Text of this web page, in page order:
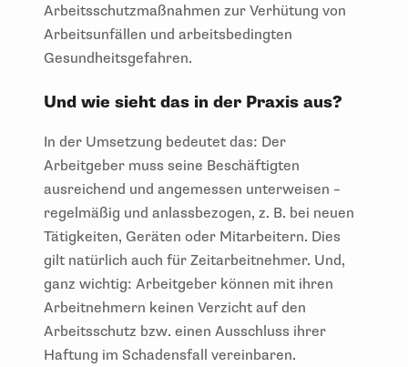
Arbeitsschutzmaßnahmen zur Verhütung von
Arbeitsunfällen und arbeitsbedingten
Gesundheitsgefahren.
Und wie sieht das in der Praxis aus?
In der Umsetzung bedeutet das: Der
Arbeitgeber muss seine Beschäftigten
ausreichend und angemessen unterweisen –
regelmäßig und anlassbezogen, z. B. bei neuen
Tätigkeiten, Geräten oder Mitarbeitern. Dies
gilt natürlich auch für Zeitarbeitnehmer. Und,
ganz wichtig: Arbeitgeber können mit ihren
Arbeitnehmern keinen Verzicht auf den
Arbeitsschutz bzw. einen Ausschluss ihrer
Haftung im Schadensfall vereinbaren.